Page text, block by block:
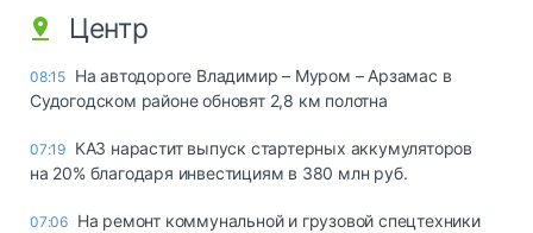
Центр
08:15 На автодороге Владимир – Муром – Арзамас в
Судогодском районе обновят 2,8 км полотна
07:19 КАЗ нарастит выпуск стартерных аккумуляторов
на 20% благодаря инвестициям в 380 млн руб.
07:06 На ремонт коммунальной и грузовой спецтехники